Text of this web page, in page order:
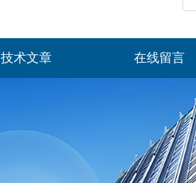
技术文章 在线留言